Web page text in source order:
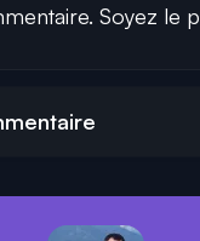
Soyez le